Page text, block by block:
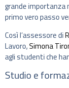
grande importanza
primo vero passo
Così l’assessore di
Lavoro,Simona
agli studenti che
Studio e